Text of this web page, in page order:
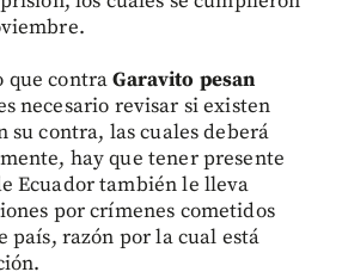
que contraGaravito pesan
necesario revisar si existen
su contra, las cuales deberá
hay que tener presente
Ecuador también le lleva
por crímenes cometidos
país, razón por la cual está